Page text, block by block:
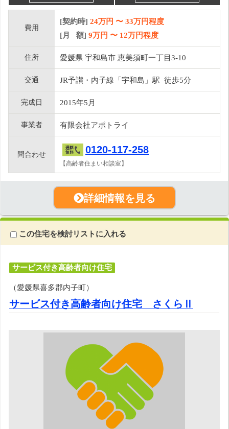
費用
[契約時] 24万円 〜 33万円程度
[月 額] 9万円 〜 12万円程度
住所 愛媛県 宇和島市 恵美須町一丁目3-10
交通 JR予讃・内子線「宇和島」駅 徒歩5分
完成日 2015年5月
事業者 有限会社アポトライ
問合わせ 0120-117-258
【高齢者住まい相談室】
詳細情報を見る
この住宅を検討リストに入れる
サービス付き高齢者向け住宅
（愛媛県喜多郡内子町）
サービス付き高齢者向け住宅 さくらⅡ